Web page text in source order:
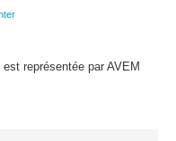
représentée par AVEM